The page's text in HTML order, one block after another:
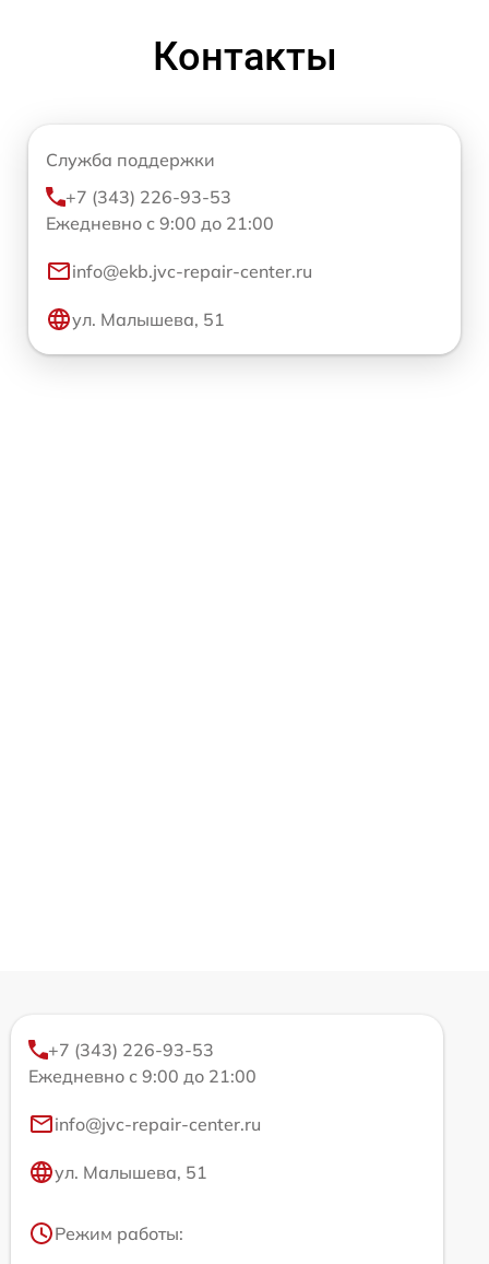
Контакты
Служба поддержки
+7 (343) 226-93-53
Ежедневно с 9:00 до 21:00
info@ekb.jvc-repair-center.ru
ул. Малышева, 51
+7 (343) 226-93-53
Ежедневно с 9:00 до 21:00
info@jvc-repair-center.ru
ул. Малышева, 51
Режим работы: